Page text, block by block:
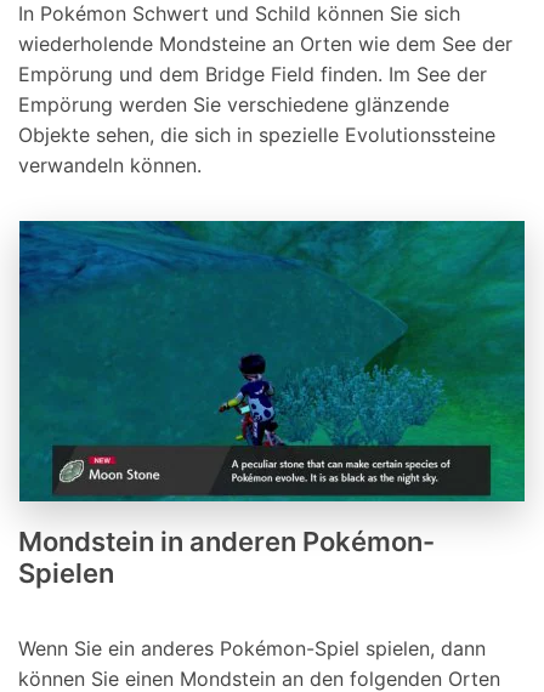
In Pokémon Schwert und Schild können Sie sich
wiederholende Mondsteine an Orten wie dem See der
Empörung und dem Bridge Field finden. Im See der
Empörung werden Sie verschiedene glänzende
Objekte sehen, die sich in spezielle Evolutionssteine
verwandeln können.
Mondstein in anderen Pokémon-
Spielen
Wenn Sie ein anderes Pokémon-Spiel spielen, dann
können Sie einen Mondstein an den folgenden Orten